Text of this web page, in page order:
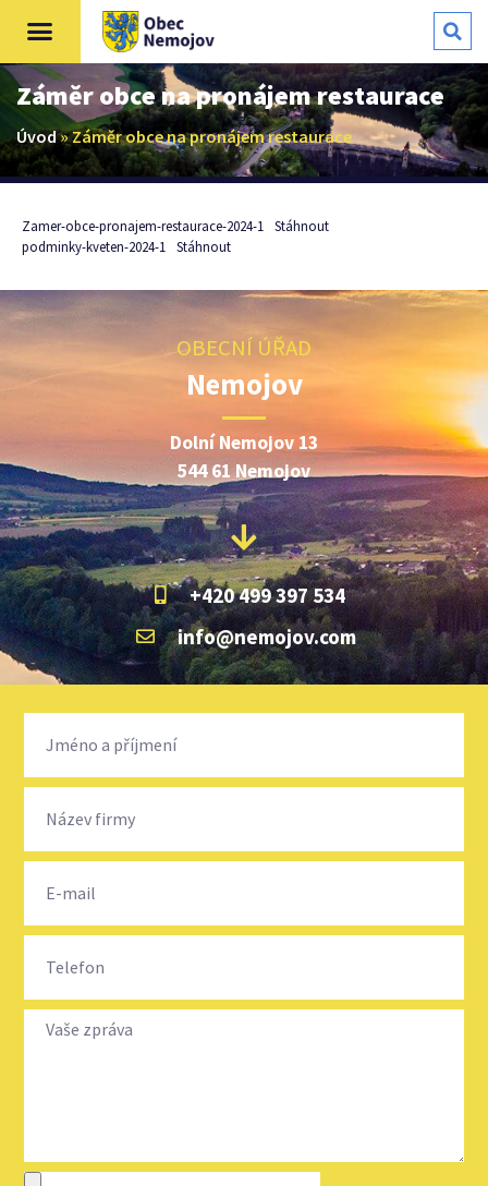
Záměr obce na pronájem restaurace
Úvod»Záměr obce na pronájem restaurace
Zamer-obce-pronajem-restaurace-2024-1
Stáhnout
podminky-kveten-2024-1
Stáhnout
OBECNÍ ÚŘAD
Nemojov
Dolní Nemojov 13
544 61 Nemojov
+420 499 397 534
info@nemojov.com